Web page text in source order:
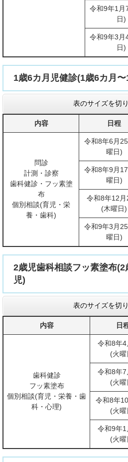
令和9年1月
日)
令和9年3月
日)
1歳6カ月児健診(1歳6カ月
表のサイズを切
内容 日程
問診
計測・診察
歯科健診・フッ素塗
布
個別相談(育児・栄
養・歯科)
令和8年6月
曜日)
令和8年9月
曜日)
令和8年12月
(木曜日)
令和9年3月
曜日)
2歳児歯科相談フッ素塗布
児)
表のサイズを切
内容 日
歯科健診
フッ素塗布
個別相談(育児・栄養・歯
科・心理)
令和8年4
(火曜
令和8年7
(火曜
令和8年
(火曜
令和9年1
(火曜